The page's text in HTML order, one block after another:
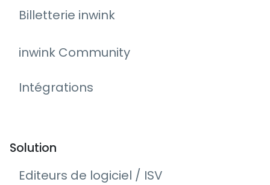
Billetterie inwink
inwink Community
Intégrations
Solution
Editeurs de logiciel / ISV